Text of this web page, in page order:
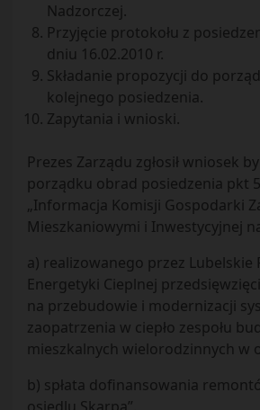
Nadzorczej.
Przyjęcie protokołu z
dniu 16.02.2010 r.
Składanie propozycji do
kolejnego posiedzenia.
Zapytania i wnioski.
Prezes Zarządu zgłosił wniosek
porządku obrad posiedzenia pkt
„Informacja Komisji Gospodarki
Mieszkaniowymi i Inwestycyjnej
a) realizowanego przez
Energetyki Cieplnej
na przebudowie i modernizacji
zaopatrzenia w ciepło zespołu
mieszkalnych wielorodzinnych w
b) spłata dofinansowania